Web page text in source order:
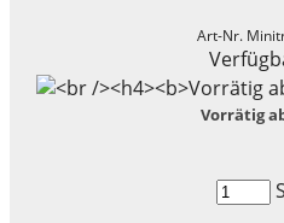
Art-Nr.
Vorrätig